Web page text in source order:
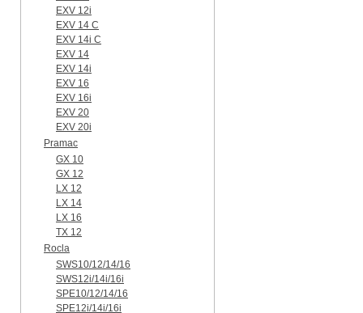
EXV 12i
EXV 14 C
EXV 14i C
EXV 14
EXV 14i
EXV 16
EXV 16i
EXV 20
EXV 20i
Pramac
GX 10
GX 12
LX 12
LX 14
LX 16
TX 12
Rocla
SWS10/12/14/16
SWS12i/14i/16i
SPE10/12/14/16
SPE12i/14i/16i